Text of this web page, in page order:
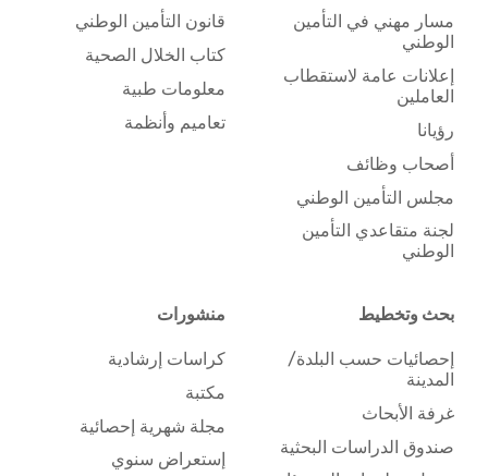
مسار مهني في التأمين
الوطني
إعلانات عامة لاستقطاب
العاملين
رؤيانا
أصحاب وظائف
مجلس التأمين الوطني
لجنة متقاعدي التأمين
الوطني
قانون التأمين الوطني
كتاب الخلال الصحية
معلومات طبية
تعاميم وأنظمة
بحث وتخطيط
إحصائيات حسب البلدة/
المدينة
غرفة الأبحاث
صندوق الدراسات البحثية
منشورات
كراسات إرشادية
مكتبة
مجلة شهرية إحصائية
إستعراض سنوي